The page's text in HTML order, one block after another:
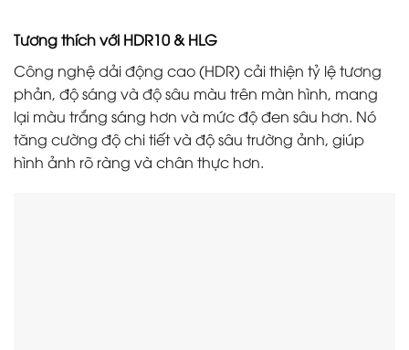
Tương thích với HDR10 & HLG
Công nghệ dải động cao (HDR) cải thiện tỷ lệ tương
phản, độ sáng và độ sâu màu trên màn hình, mang
lại màu trắng sáng hơn và mức độ đen sâu hơn. Nó
tăng cường độ chi tiết và độ sâu trường ảnh, giúp
hình ảnh rõ ràng và chân thực hơn.